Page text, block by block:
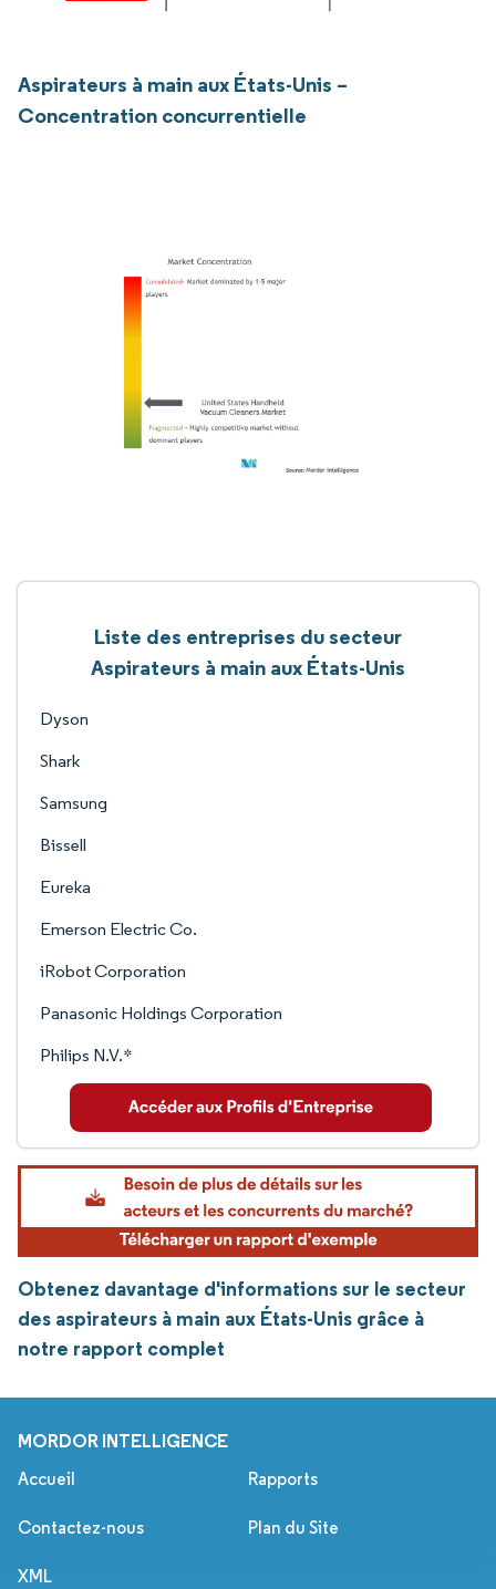
Aspirateurs à main aux États-Unis –
Concentration concurrentielle
Liste des entreprises du secteur
Aspirateurs à main aux États-Unis
Dyson
Shark
Samsung
Bissell
Eureka
Emerson Electric Co.
iRobot Corporation
Panasonic Holdings Corporation
Philips N.V.*
Obtenez davantage d'informations sur le secteur
des aspirateurs à main aux États-Unis grâce à
notre rapport complet
MORDOR INTELLIGENCE
Accueil Rapports
Contactez-nous Plan du Site
XML